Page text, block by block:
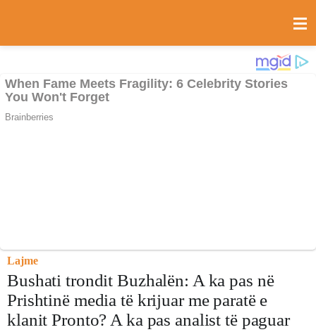
Lajme
Bushati trondit Buzhalën: A ka pas në
Prishtinë media të krijuar me paratë e
klanit Pronto? A ka pas analist të paguar